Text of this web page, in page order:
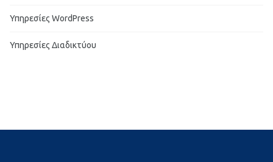
Υπηρεσίες WordPress
Υπηρεσίες Διαδικτύου